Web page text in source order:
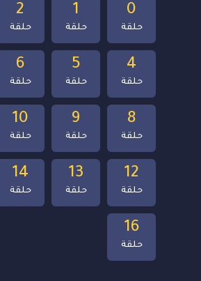
16
حلقة
14
حلقة
13
حلقة
12
حلقة
10
حلقة
9
حلقة
8
حلقة
6
حلقة
5
حلقة
4
حلقة
2
حلقة
1
حلقة
0
حلقة